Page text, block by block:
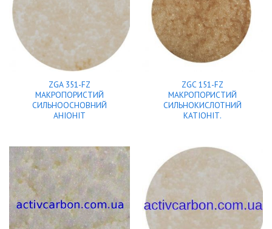
ZGA 351-FZ
МАКРОПОРИСТИЙ
СИЛЬНООСНОВНИЙ
АНІОНІТ
ZGC 151-FZ
МАКРОПОРИСТИЙ
СИЛЬНОКИСЛОТНИЙ
КАТІОНІТ.